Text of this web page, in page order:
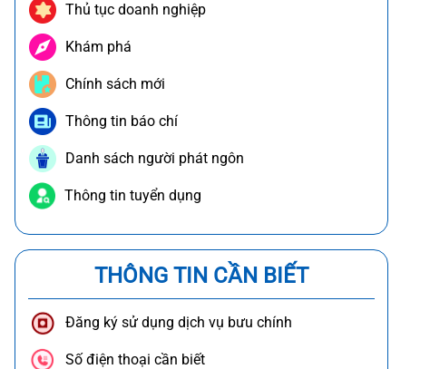
Thủ tục doanh nghiệp
Khám phá
Chính sách mới
Thông tin báo chí
Danh sách người phát ngôn
Thông tin tuyển dụng
THÔNG TIN CẦN BIẾT
Đăng ký sử dụng dịch vụ bưu chính
Số điện thoại cần biết